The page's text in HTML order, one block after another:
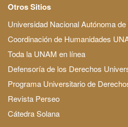
Otros Sitios
Universidad Nacional Autónoma
Coordinación de Humanidades
Toda la UNAM en línea
Defensoría de los Derechos
Programa Universitario de
Revista Perseo
Cátedra Solana